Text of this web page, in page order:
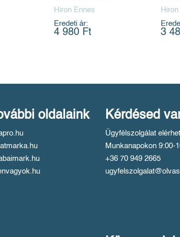
Hiron Ennes
Eredeti ár:
4 980 Ft 3
oldalaink Kérdésed
Ügyfélszolgálat
Munkanapokon 9:00-
+36 70 949 2665